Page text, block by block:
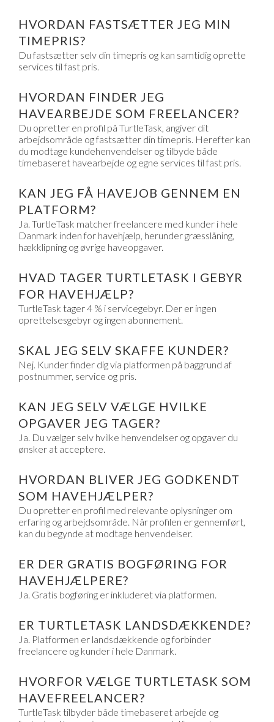
HVORDAN FASTSÆTTER JEG MIN
TIMEPRIS?
Du fastsætter selv din timepris og kan samtidig oprette
services til fast pris.
HVORDAN FINDER JEG
HAVEARBEJDE SOM FREELANCER?
Du opretter en profil på TurtleTask, angiver dit
arbejdsområde og fastsætter din timepris. Herefter kan
du modtage kundehenvendelser og tilbyde både
timebaseret havearbejde og egne services til fast pris.
KAN JEG FÅ HAVEJOB GENNEM EN
PLATFORM?
Ja. TurtleTask matcher freelancere med kunder i hele
Danmark inden for havehjælp, herunder græsslåning,
hækklipning og øvrige haveopgaver.
HVAD TAGER TURTLETASK I GEBYR
FOR HAVEHJÆLP?
TurtleTask tager 4 % i servicegebyr. Der er ingen
oprettelsesgebyr og ingen abonnement.
SKAL JEG SELV SKAFFE KUNDER?
Nej. Kunder finder dig via platformen på baggrund af
postnummer, service og pris.
KAN JEG SELV VÆLGE HVILKE
OPGAVER JEG TAGER?
Ja. Du vælger selv hvilke henvendelser og opgaver du
ønsker at acceptere.
HVORDAN BLIVER JEG GODKENDT
SOM HAVEHJÆLPER?
Du opretter en profil med relevante oplysninger om
erfaring og arbejdsområde. Når profilen er gennemført,
kan du begynde at modtage henvendelser.
ER DER GRATIS BOGFØRING FOR
HAVEHJÆLPERE?
Ja. Gratis bogføring er inkluderet via platformen.
ER TURTLETASK LANDSDÆKKENDE?
Ja. Platformen er landsdækkende og forbinder
freelancere og kunder i hele Danmark.
HVORFOR VÆLGE TURTLETASK SOM
HAVEFREELANCER?
TurtleTask tilbyder både timebaseret arbejde og